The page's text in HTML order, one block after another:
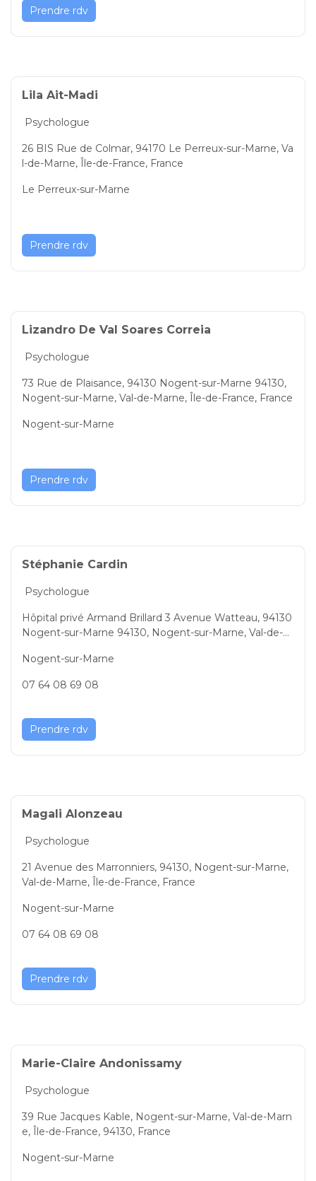
Prendre rdv
Lila Ait-Madi
Psychologue
26 BIS Rue de Colmar, 94170 Le Perreux-sur-Marne, Va
l-de-Marne, Île-de-France, France
Le Perreux-sur-Marne
Prendre rdv
Lizandro De Val Soares Correia
Psychologue
73 Rue de Plaisance, 94130 Nogent-sur-Marne 94130,
Nogent-sur-Marne, Val-de-Marne, Île-de-France, France
Nogent-sur-Marne
Prendre rdv
Stéphanie Cardin
Psychologue
Hôpital privé Armand Brillard 3 Avenue Watteau, 94130
Nogent-sur-Marne 94130, Nogent-sur-Marne, Val-de-M
Nogent-sur-Marne
07 64 08 69 08
Prendre rdv
Magali Alonzeau
Psychologue
21 Avenue des Marronniers, 94130, Nogent-sur-Marne,
Val-de-Marne, Île-de-France, France
Nogent-sur-Marne
07 64 08 69 08
Prendre rdv
Marie-Claire Andonissamy
Psychologue
39 Rue Jacques Kable, Nogent-sur-Marne, Val-de-Marn
e, Île-de-France, 94130, France
Nogent-sur-Marne